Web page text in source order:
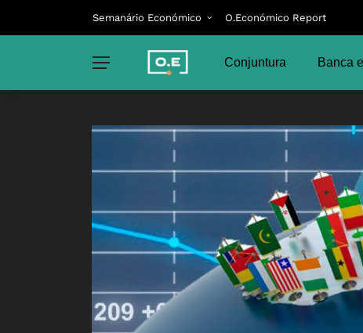
Semanário Económico O.Económico Report
Conjuntura Banca